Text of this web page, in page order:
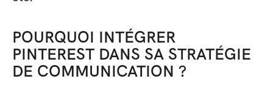
POURQUOI INTÉGRER
PINTEREST DANS SA STRATÉGIE
DE COMMUNICATION ?